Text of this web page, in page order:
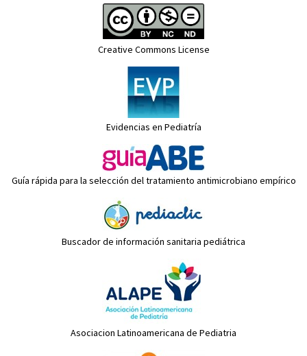
Creative Commons License
Evidencias en Pediatría
Guía rápida para la selección del tratamiento antimicrobiano empírico
Buscador de información sanitaria pediátrica
Asociacion Latinoamericana de Pediatria